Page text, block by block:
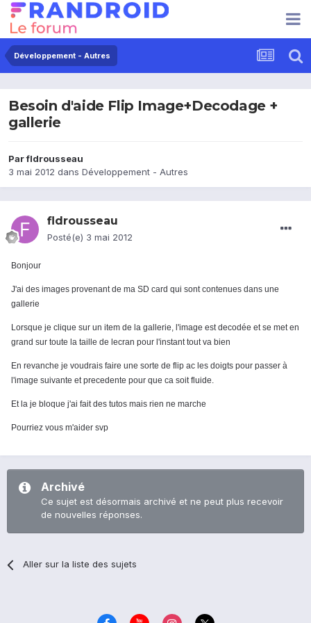
Développement - Autres
Besoin d'aide Flip Image+Decodage +
gallerie
Parfldrousseau
3 mai 2012 dans Développement - Autres
fldrousseau
Posté(e) 3 mai 2012
Bonjour
J'ai des images provenant de ma SD card qui sont contenues dans une
gallerie
Lorsque je clique sur un item de la gallerie, l'image est decodée et se met en
grand sur toute la taille de lecran pour l'instant tout va bien
En revanche je voudrais faire une sorte de flip ac les doigts pour passer à
l'image suivante et precedente pour que ca soit fluide.
Et la je bloque j'ai fait des tutos mais rien ne marche
Pourriez vous m'aider svp
Archivé
Ce sujet est désormais archivé et ne peut plus recevoir
de nouvelles réponses.
Aller sur la liste des sujets